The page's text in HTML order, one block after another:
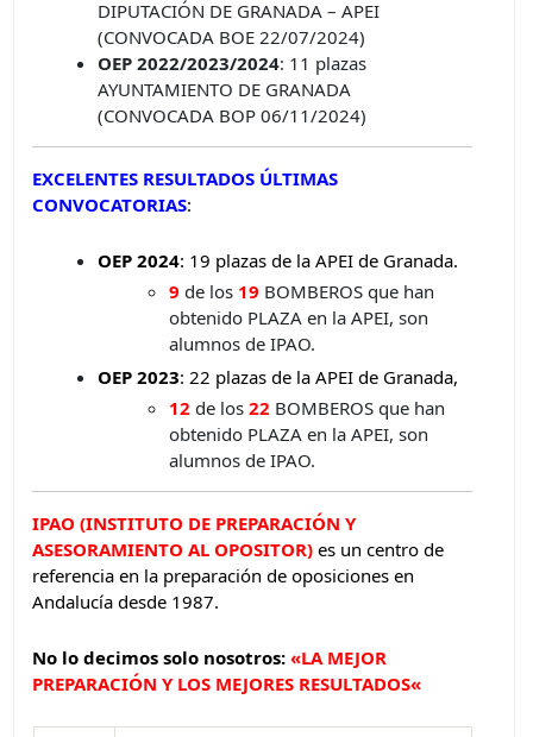
DIPUTACIÓN DE GRANADA – APEI
(CONVOCADA BOE 22/07/2024)
OEP 2022/2023/2024: 11 plazas
AYUNTAMIENTO DE GRANADA
(CONVOCADA BOP 06/11/2024)
EXCELENTES RESULTADOS ÚLTIMAS
CONVOCATORIAS:
OEP 2024: 19 plazas de la APEI de Granada.
9de los 19 BOMBEROS que han
obtenido PLAZA en la APEI, son
alumnos de IPAO.
OEP 2023: 22 plazas de la APEI de Granada,
12 de los22 BOMBEROS que han
obtenido PLAZA en la APEI, son
alumnos de IPAO.
IPAO (INSTITUTO DE PREPARACIÓN Y
ASESORAMIENTO AL OPOSITOR)es un centro de
referencia en la preparación de oposiciones en
Andalucía desde 1987.
No lo decimos solo nosotros:«LA MEJOR
PREPARACIÓN Y LOS MEJORES RESULTADOS«